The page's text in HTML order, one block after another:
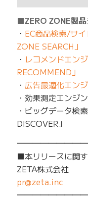
■ZERO ZONE製
・ EC商品検索/サ
ZONE SEARCH」
・ レコメンドエン
RECOMMEND」
・ 広告最適化エン
・効果測定エンジ
・ビッグデータ検
DISCOVER」
■本リリースに関
ZETA株式会社
pr@zeta.inc